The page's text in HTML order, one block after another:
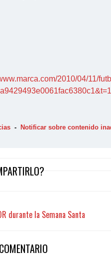
2010/04/11/
- Notificar sobre contenido
durante la Semana Santa